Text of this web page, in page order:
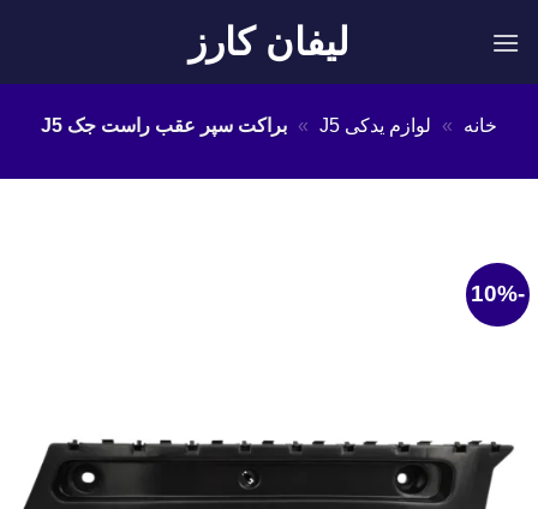
لیفان کارز
خانه » لوازم یدکی J5 » براکت سپر عقب راست جک J5
-10%